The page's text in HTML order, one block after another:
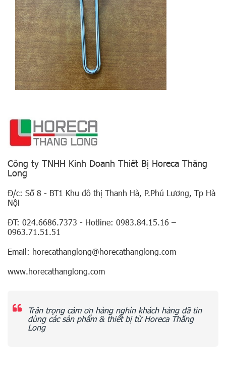
Công ty TNHH Kinh Doanh Thiết Bị Horeca Thăng
Long
Đ/c: Số 8 - BT1 Khu đô thị Thanh Hà, P.Phú Lương, Tp Hà
Nội
ĐT: 024.6686.7373 - Hotline: 0983.84.15.16 –
0963.71.51.51
Email: horecathanglong@horecathanglong.com
www.horecathanglong.com
Trân trọng cảm ơn hàng nghìn khách hàng đã tin
dùng các sản phẩm & thiết bị từ Horeca Thăng
Long